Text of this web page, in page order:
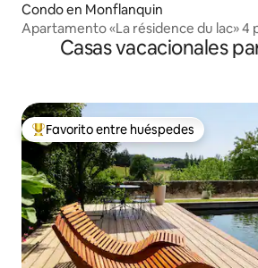
Condo en Monflanquin
Apartamento «La résidence du lac» 4
Casas vacacionales
Favorito entre huéspedes preferido
Favorito entre huéspedes